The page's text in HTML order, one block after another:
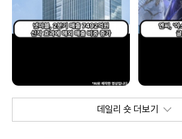
데일리 숏 더보기